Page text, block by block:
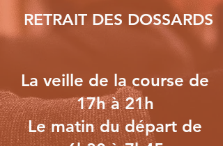
RETRAIT DES DOSSARDS
La veille de la course de
17h à 21h
Le matin du départ de